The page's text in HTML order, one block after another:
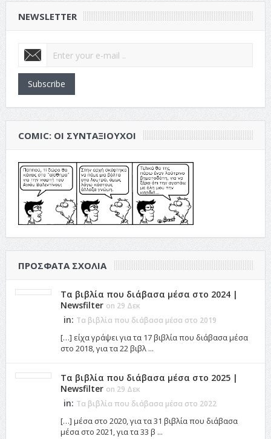
NEWSLETTER
Subscribe
COMIC: ΟΙ ΣΥΝΤΑΞΙΟΎΧΟΙ
ΠΡΌΣΦΑΤΑ ΣΧΌΛΙΑ
Τα βιβλία που διάβασα μέσα στο 2024 |
Newsfilter on 29 Δεκ
in: Τα βιβλία που διάβασα μέσα στο 2019
[…] είχα γράψει για τα 17 βιβλία που διάβασα μέσα
στο 2018, για τα 22 βιβλ ...
Τα βιβλία που διάβασα μέσα στο 2025 |
Newsfilter on 29 Δεκ
in: Τα βιβλία που διάβασα μέσα στο 2022
[…] μέσα στο 2020, για τα 31 βιβλία που διάβασα
μέσα στο 2021, για τα 33 β ...